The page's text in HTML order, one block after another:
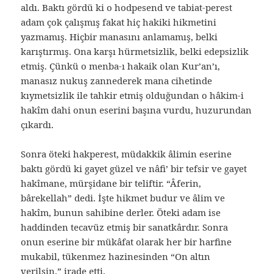
aldı. Baktı gördü ki o hodpesend ve tabiat-perest
adam çok çalışmış fakat hiç hakiki hikmetini
yazmamış. Hiçbir manasını anlamamış, belki
karıştırmış. Ona karşı hürmetsizlik, belki edepsizlik
etmiş. Çünkü o menba-ı hakaik olan Kur’an’ı,
manasız nukuş zannederek mana cihetinde
kıymetsizlik ile tahkir etmiş olduğundan o hâkim-i
hakîm dahi onun eserini başına vurdu, huzurundan
çıkardı.
Sonra öteki hakperest, müdakkik âlimin eserine
baktı gördü ki gayet güzel ve nâfi’ bir tefsir ve gayet
hakîmane, mürşidane bir teliftir. “Âferin,
bârekellah” dedi. İşte hikmet budur ve âlim ve
hakîm, bunun sahibine derler. Öteki adam ise
haddinden tecavüz etmiş bir sanatkârdır. Sonra
onun eserine bir mükâfat olarak her bir harfine
mukabil, tükenmez hazinesinden “On altın
verilsin.” irade etti.